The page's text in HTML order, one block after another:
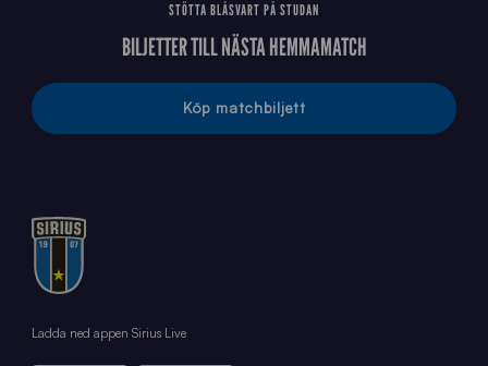
STÖTTA BLÅSVART PÅ STUDAN
BILJETTER TILL NÄSTA HEMMAMATCH
Köp matchbiljett
Ladda ned appen Sirius Live